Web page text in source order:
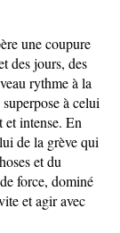
une coupure
des jours, des
rythme à la
à celui
intense. En
de la grève qui
et du
force, dominé
et agir avec